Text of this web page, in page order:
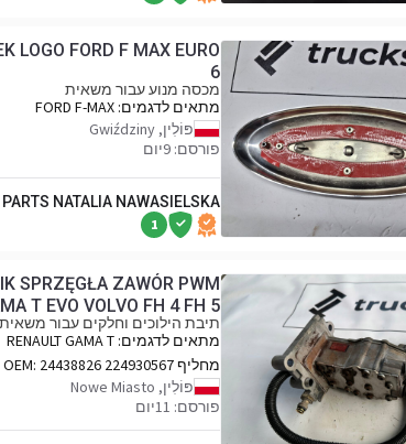
LOGO FORD F MAX EURO
6
מכסה מנוע עבור משאית
מתאים לדגמים: FORD F-MAX
פּוֹלִין, Gwiździny
פורסם: 9יום
NATALIA NAWASIELSKA
1
SPRZĘGŁA ZAWÓR PWM
T EVO VOLVO FH 4 FH 5
תיבת הילוכים וחלקים עבור משאית
מתאים לדגמים: RENAULT GAMA T
EVOLUTION VOLVO FH 5 FM 5
מחליף OEM: 24438826 224930567
K171545 K171380
פּוֹלִין, Nowe Miasto
פורסם: 11יום